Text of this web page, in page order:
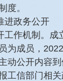
度。
进政务公开
工作机制。
为成员，
动公开内容
工信部门相